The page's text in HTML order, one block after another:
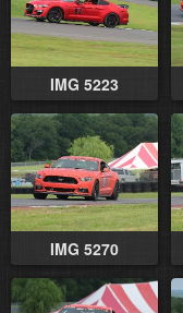
IMG 5223
IMG 5270